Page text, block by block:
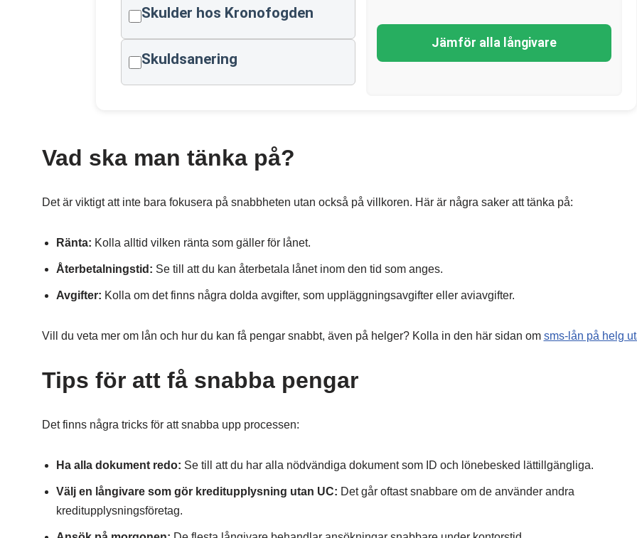
Skulder hos Kronofogden
Skuldsanering
Jämför alla långivare
Vad ska man tänka på?
Det är viktigt att inte bara fokusera på snabbheten utan också på villkoren. Här är några saker att tänka på:
Ränta: Kolla alltid vilken ränta som gäller för lånet.
Återbetalningstid: Se till att du kan återbetala lånet inom den tid som anges.
Avgifter: Kolla om det finns några dolda avgifter, som uppläggningsavgifter eller aviavgifter.
Vill du veta mer om lån och hur du kan få pengar snabbt, även på helger? Kolla in den här sidan om sms-lån på helg
Tips för att få snabba pengar
Det finns några tricks för att snabba upp processen:
Ha alla dokument redo: Se till att du har alla nödvändiga dokument som ID och lönebesked lättillgängliga.
Välj en långivare som gör kreditupplysning utan UC: Det går oftast snabbare om de använder andra
kreditupplysningsföretag.